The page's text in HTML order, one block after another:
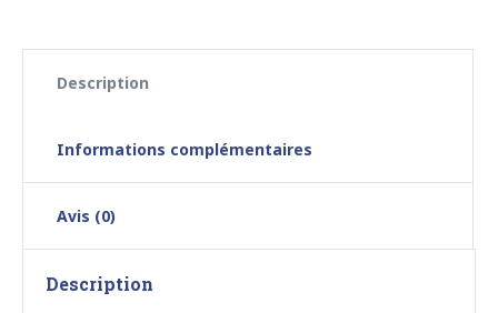
Description
Informations complémentaires
Avis (0)
Description